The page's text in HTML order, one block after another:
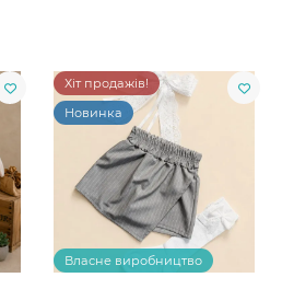
Хіт продажів!
Новинка
Власне виробництво